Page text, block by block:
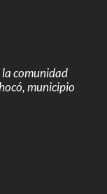
comunidad
municipio